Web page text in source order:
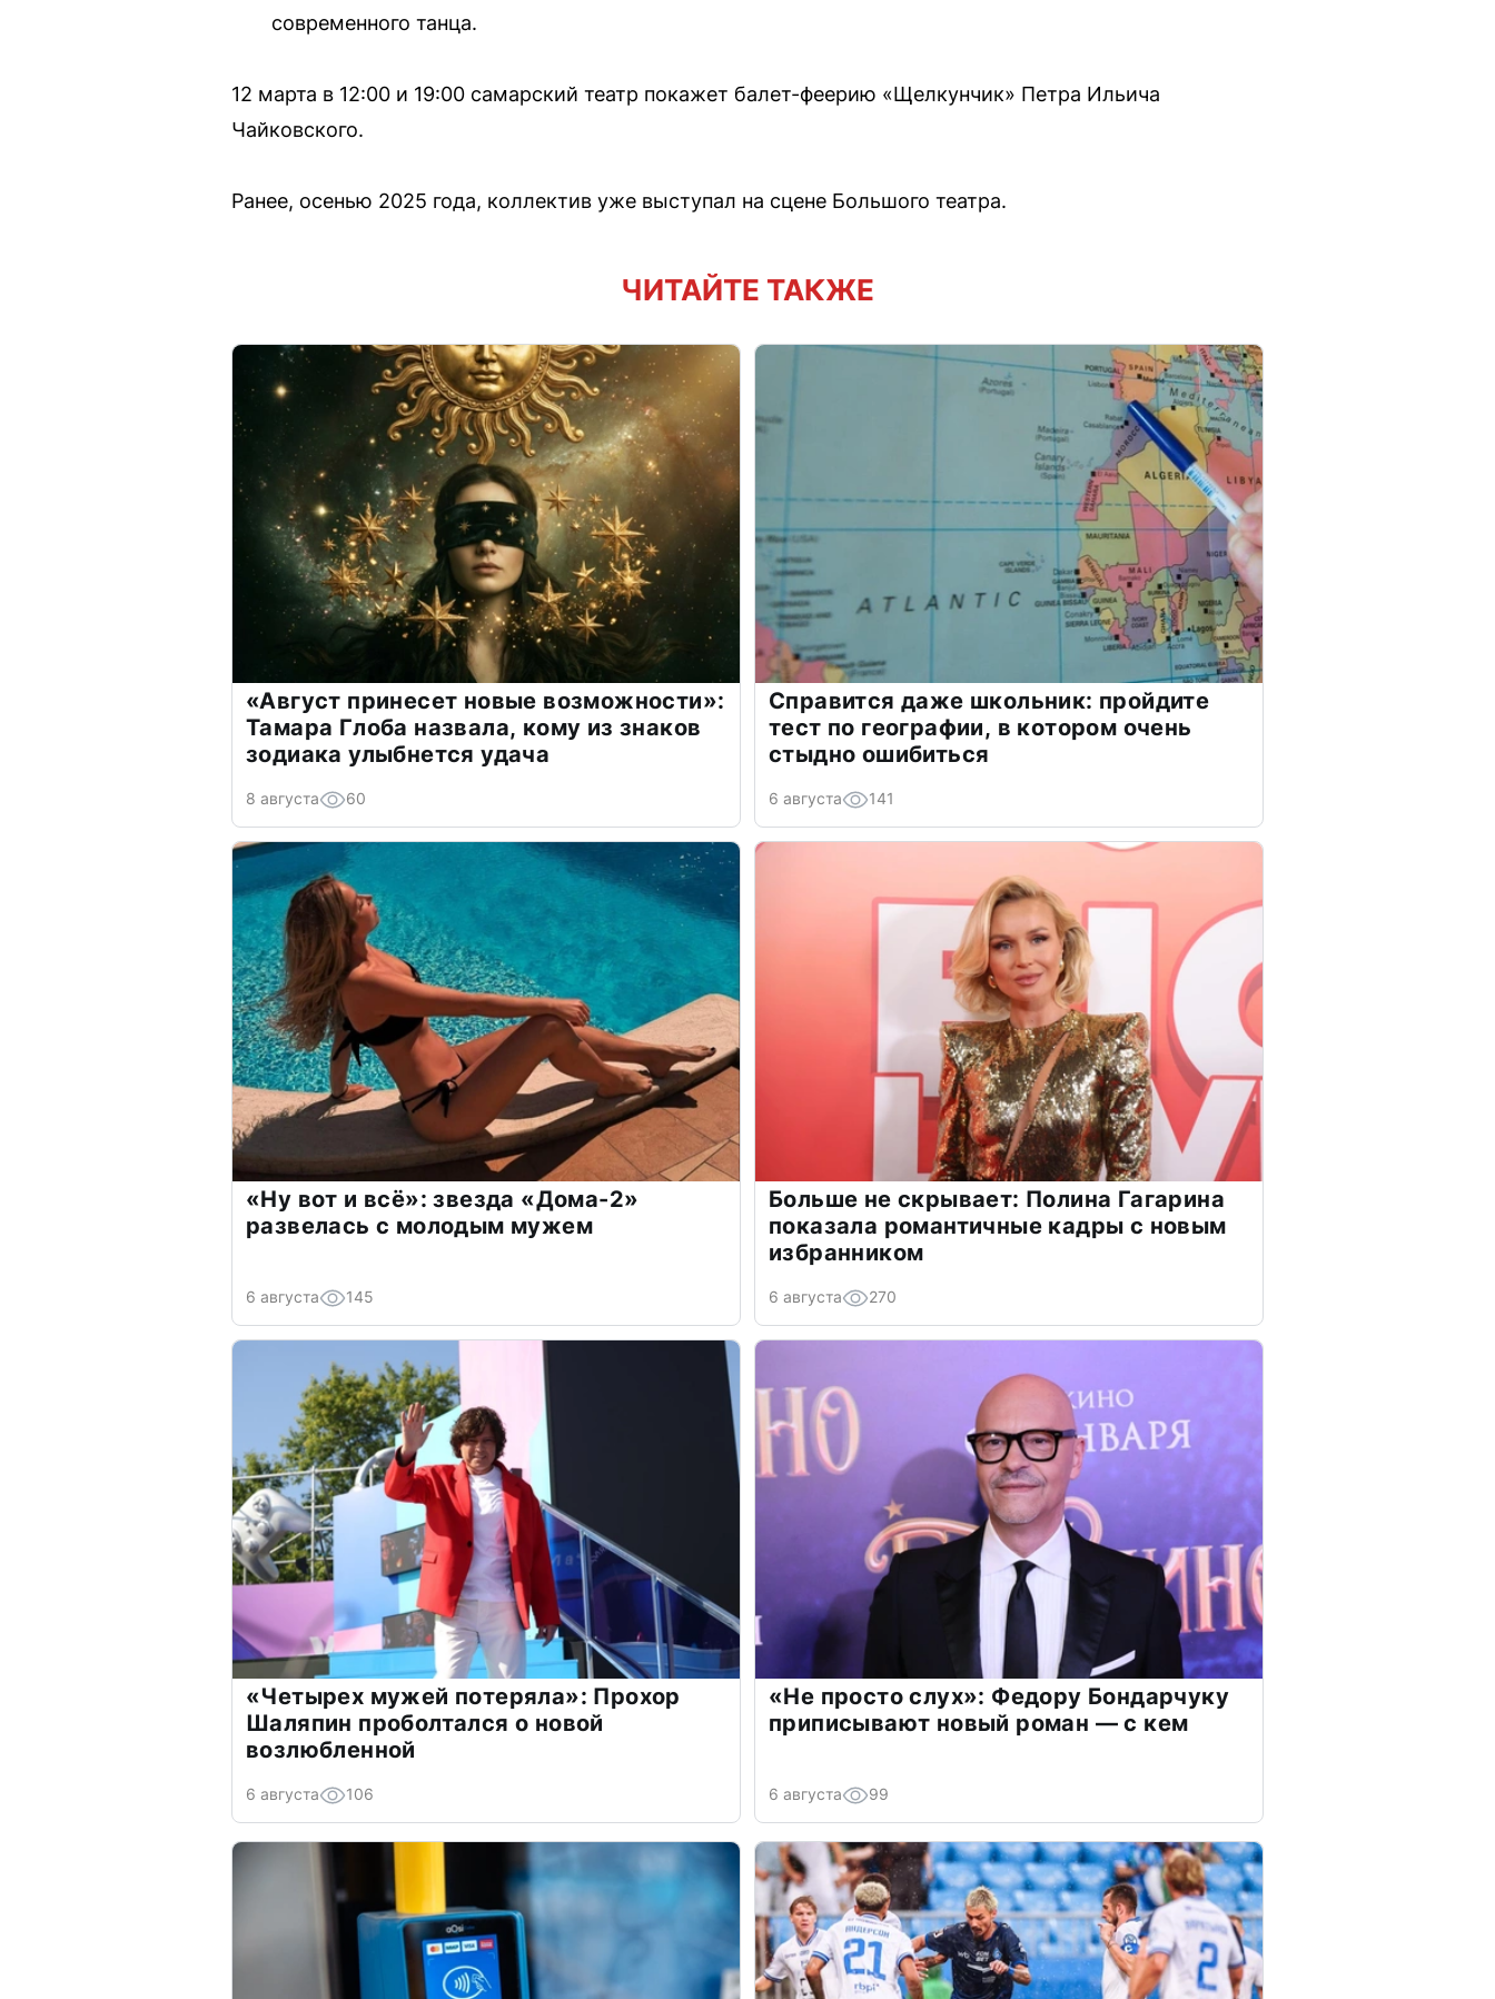
современного танца.
12 марта в 12:00 и 19:00 самарский театр покажет балет-феерию «Щелкунчик» Петра Ильича
Чайковского.
Ранее, осенью 2025 года, коллектив уже выступал на сцене Большого театра.
ЧИТАЙТЕ ТАКЖЕ
«Август принесет новые возможности»:
Тамара Глоба назвала, кому из знаков
зодиака улыбнется удача
8 августа 60
Справится даже школьник: пройдите
тест по географии, в котором очень
стыдно ошибиться
6 августа 141
«Ну вот и всё»: звезда «Дома-2»
развелась с молодым мужем
6 августа 145
Больше не скрывает: Полина Гагарина
показала романтичные кадры с новым
избранником
6 августа 270
«Четырех мужей потеряла»: Прохор
Шаляпин проболтался о новой
возлюбленной
6 августа 106
«Не просто слух»: Федору Бондарчуку
приписывают новый роман — с кем
6 августа 99